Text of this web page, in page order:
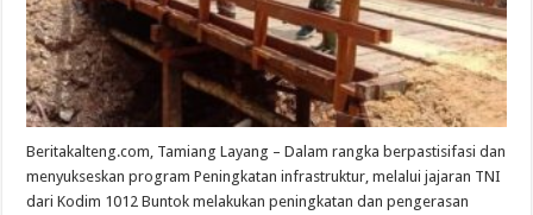
Beritakalteng.com, Tamiang Layang – Dalam rangka berpastisifasi dan
menyukseskan program Peningkatan infrastruktur, melalui jajaran TNI
dari Kodim 1012 Buntok melakukan peningkatan dan pengerasan